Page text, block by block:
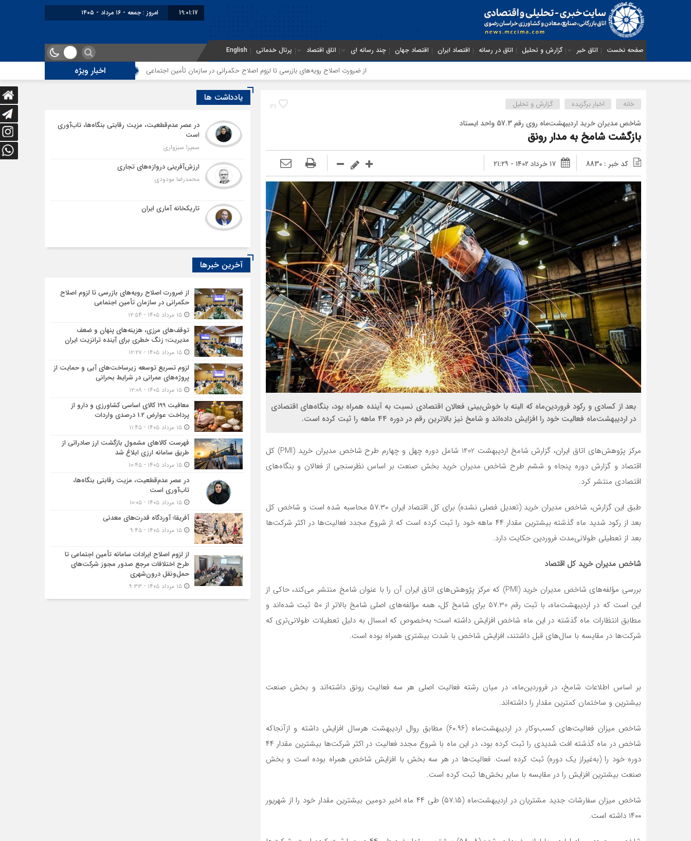
19:01:18 برابر با : Friday - 7 August - 2026
صفحه نخست اتاق خبر گزارش و تحلیل اتاق در رسانه اقتصاد ایران اقتصاد جهان چند رسانه ای اتاق اقتصاد پرتال خدماتی English
اخبار ویژه از ضرورت اصلاح رویه‌های بازرسی تا لزوم اصلاح حکمرانی در سازمان تأمین اجتماعی توقف‌های مرزی، هزینه‌های پنهان و ضعف مدیریت؛ زنگ خطری برای
31 خانه اخبار برگزیده گزارش و تحلیل
شاخص مدیران خرید اردیبهشت‌ماه روی رقم 57.3 واحد ایستاد
بازگشت شامخ به مدار رونق
کد خبر : 8830 ۱۷ خرداد ۱۴۰۲ - ۲۱:۲۹
بعد از کسادی و رکود فروردین‌ماه که البته با خوش‌بینی فعالان اقتصادی نسبت به آینده همراه بود، بنگاه‌های اقتصادی
در اردیبهشت‌ماه فعالیت خود را افزایش داده‌اند و شامخ نیز بالاترین رقم در دوره 44 ماهه را ثبت کرده است.
مرکز پژوهش‌های اتاق ایران، گزارش شامخ اردیبهشت 1402 شامل دوره چهل و چهارم طرح شاخص مدیران خرید (PMI) کل
اقتصاد و گزارش دوره پنجاه و ششم طرح شاخص مدیران خرید بخش صنعت بر اساس نظرسنجی از فعالان و بنگاه‌های
اقتصادی منتشر کرد.
طبق این گزارش، شاخص مدیران خرید (تعدیل فصلی نشده) برای کل اقتصاد ایران ۵۷.۳۰ محاسبه شده است و شاخص کل
بعد از رکود شدید ماه گذشته بیشترین مقدار ۴۴ ماهه خود را ثبت کرده است که از شروع مجدد فعالیت‌ها در اکثر شرکت‌ها
بعد از تعطیلی طولانی‌مدت فروردین حکایت دارد.
شاخص مدیران خرید کل اقتصاد
بررسی مؤلفه‌های شاخص مدیران خرید (PMI) که مرکز پژوهش‌های اتاق ایران آن را با عنوان شامخ منتشر می‌کند، حاکی از
این است که در اردیبهشت‌ماه، با ثبت رقم 57.30 برای شامخ کل، همه مؤلفه‌های اصلی شامخ بالاتر از ۵۰ ثبت شده‌اند و
مطابق انتظارات ماه گذشته در این ماه شاخص افزایش داشته است؛ به‌خصوص که امسال به دلیل تعطیلات طولانی‌تری که
شرکت‌ها در مقایسه با سال‌های قبل داشتند، افزایش شاخص با شدت بیشتری همراه بوده است.
بر اساس اطلاعات شامخ، در فروردین‌ماه، در میان رشته فعالیت اصلی هر سه فعالیت رونق داشته‌اند و بخش صنعت
بیشترین و ساختمان کمترین مقدار را داشته‌اند.
شاخص میزان فعالیت‌های کسب‌وکار در اردیبهشت‌ماه (۶۰.۹۶) مطابق روال اردیبهشت هرسال افزایش داشته و ازآنجاکه
شاخص در ماه گذشته افت شدیدی را ثبت کرده بود، در این ماه با شروع مجدد فعالیت در اکثر شرکت‌ها بیشترین مقدار ۴۴
دوره خود را (به‌غیراز یک دوره) ثبت کرده است. فعالیت‌ها در هر سه بخش با افزایش شاخص همراه بوده است و بخش
صنعت بیشترین افزایش را در مقایسه با سایر بخش‌ها ثبت کرده است.
شاخص میزان سفارشات جدید مشتریان در اردیبهشت‌ماه (۵۷.۱۵) طی ۴۴ ماه اخیر دومین بیشترین مقدار خود را از شهریور
۱۴۰۰ داشته است.
یادداشت ها
در عصر عدم‌قطعیت، مزیت رقابتی بنگاه‌ها، تاب‌آوری
است
سمیرا سبزواری
ارزش‌آفرینی دروازه‌های تجاری
محمدرضا مودودی
تاریکخانه آماری ایران
آخرین خبرها
از ضرورت اصلاح رویه‌های بازرسی تا لزوم اصلاح
حکمرانی در سازمان تأمین اجتماعی
۱۵ مرداد ۱۴۰۵ - ۱۲:۵۴
توقف‌های مرزی، هزینه‌های پنهان و ضعف
مدیریت؛ زنگ خطری برای آینده ترانزیت ایران
۱۵ مرداد ۱۴۰۵ - ۱۲:۲۷
لزوم تسریع توسعه زیرساخت‌های آبی و حمایت از
پروژه‌های عمرانی در شرایط بحرانی
۱۵ مرداد ۱۴۰۵ - ۱۲:۰۸
معافیت 199 کالای اساسی کشاورزی و دارو از
پرداخت عوارض 1.2 درصدی واردات
۱۵ مرداد ۱۴۰۵ - ۱۱:۴۵
فهرست کالاهای مشمول بازگشت ارز صادراتی از
طریق سامانه ارزی ابلاغ شد
۱۵ مرداد ۱۴۰۵ - ۱۰:۴۵
در عصر عدم‌قطعیت، مزیت رقابتی بنگاه‌ها،
تاب‌آوری است
۱۵ مرداد ۱۴۰۵ - ۱۰:۰۵
آفریقا؛ آوردگاه قدرت‌های معدنی
۱۵ مرداد ۱۴۰۵ - ۹:۴۵
از لزوم اصلاح ایرادات سامانه تأمین اجتماعی تا
طرح اختلافات مرجع صدور مجوز شرکت‌های
حمل‌ونقل درون‌شهری
۱۵ مرداد ۱۴۰۵ - ۹:۳۳